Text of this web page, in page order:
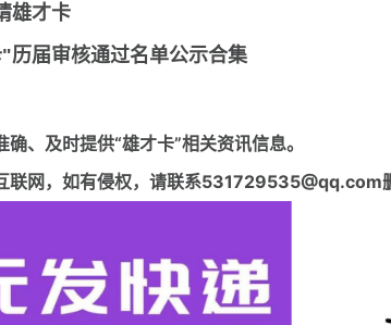
雄才卡
历届审核通过名单公示合集
确、及时提供“雄才卡”相关资讯信息。
联网，如有侵权，请联系531729535@qq.com